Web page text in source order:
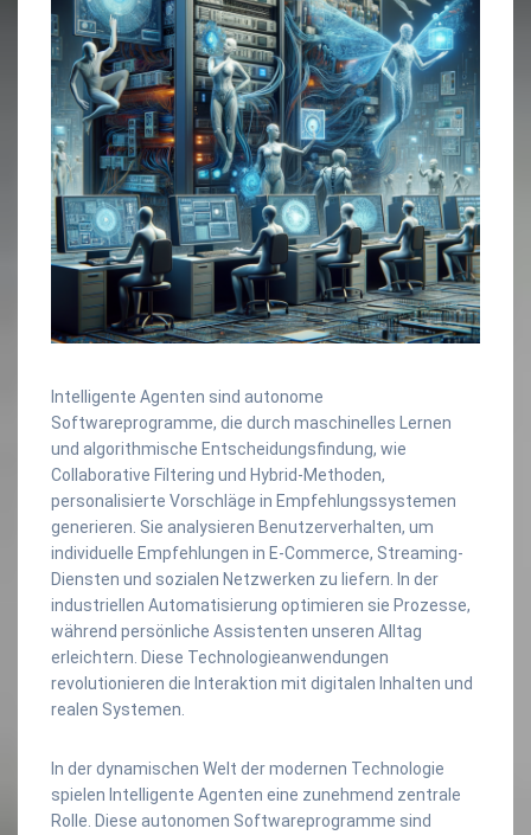
Intelligente Agenten sind autonome
Softwareprogramme, die durch maschinelles Lernen
und algorithmische Entscheidungsfindung, wie
Collaborative Filtering und Hybrid-Methoden,
personalisierte Vorschläge in Empfehlungssystemen
generieren. Sie analysieren Benutzerverhalten, um
individuelle Empfehlungen in E-Commerce, Streaming-
Diensten und sozialen Netzwerken zu liefern. In der
industriellen Automatisierung optimieren sie Prozesse,
während persönliche Assistenten unseren Alltag
erleichtern. Diese Technologieanwendungen
revolutionieren die Interaktion mit digitalen Inhalten und
realen Systemen.
In der dynamischen Welt der modernen Technologie
spielen Intelligente Agenten eine zunehmend zentrale
Rolle. Diese autonomen Softwareprogramme sind